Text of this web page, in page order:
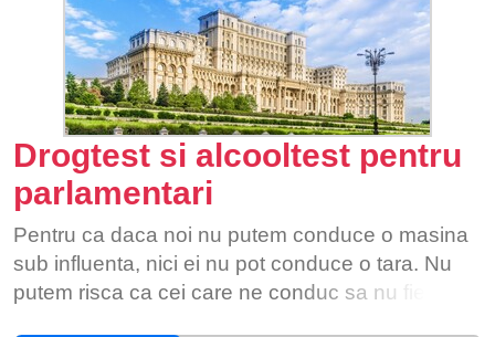
Drogtest si alcooltest pentru
parlamentari
Pentru ca daca noi nu putem conduce o masina
sub influenta, nici ei nu pot conduce o tara. Nu
putem risca ca cei care ne conduc sa nu fie lucizi